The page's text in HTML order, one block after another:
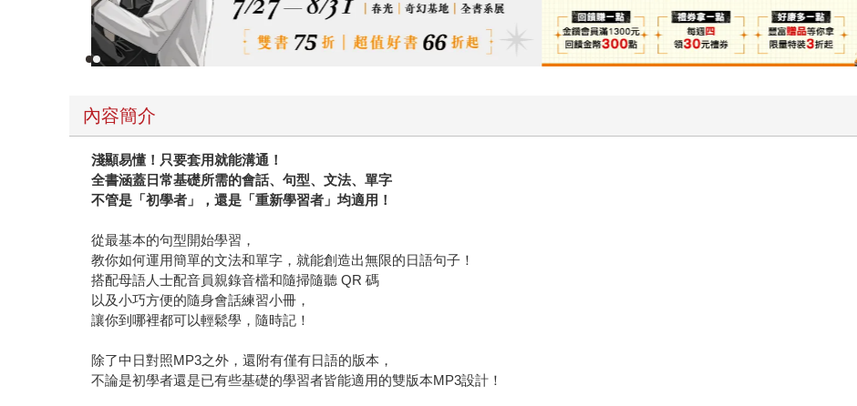
內容簡介
淺顯易懂！只要套用就能溝通！
全書涵蓋日常基礎所需的會話、句型、文法、單字
不管是「初學者」，還是「重新學習者」均適用！
從最基本的句型開始學習，
教你如何運用簡單的文法和單字，就能創造出無限的日語句子！
搭配母語人士配音員親錄音檔和隨掃隨聽 QR 碼
以及小巧方便的隨身會話練習小冊，
讓你到哪裡都可以輕鬆學，隨時記！
除了中日對照MP3之外，還附有僅有日語的版本，
不論是初學者還是已有些基礎的學習者皆能適用的雙版本MP3設計！